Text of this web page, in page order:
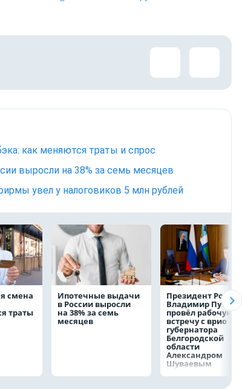
как меняются траты и спрос
выросли на 38% за семь месяцев
увел у налоговиков 5 млн рублей
смена
траты
Ипотечные выдачи
в России выросли
на 38% за семь
месяцев
Президент России
Владимир Путин
провёл рабочую
встречу с врио
губернатора
Белгородской
области
Александром
Шуваевым